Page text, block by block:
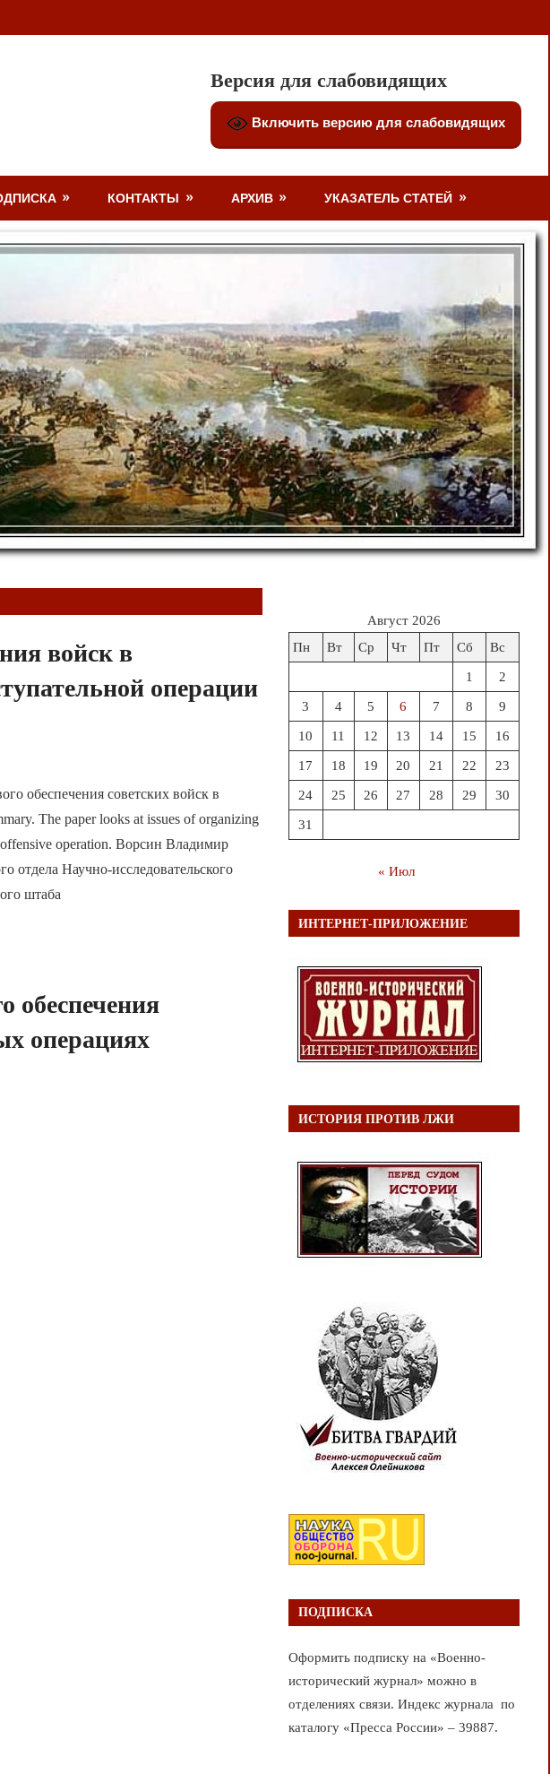
Версия для слабовидящих
Включить версию для слабовидящих
КОНТАКТЫ АРХИВ УКАЗАТЕЛЬ СТАТЕЙ
войск в
операции
обеспечения советских войск в
The paper looks at issues of organizing
operation. Ворсин Владимир
отдела Научно-исследовательского
штаба
обеспечения
операциях
Август 2026
Пн
Вт Ср Чт Пт Сб Вс
1 2
3 4 5 6 7 8 9
10 11 12 13 14 15 16
17 18 19 20 21 22 23
24 25 26 27 28 29 30
31
« Июл
ИНТЕРНЕТ-ПРИЛОЖЕНИЕ
ИСТОРИЯ ПРОТИВ ЛЖИ
ПОДПИСКА
Оформить подписку на «Военно-
исторический журнал» можно в
отделениях связи. Индекс журнала по
каталогу «Пресса России» – 39887.